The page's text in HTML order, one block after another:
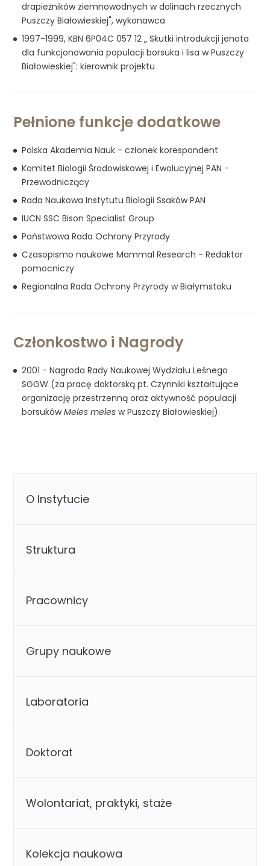
drapieżników ziemnowodnych w dolinach rzecznych
Puszczy Białowieskiej", wykonawca
1997-1999, KBN 6P04C 057 12 „ Skutki introdukcji jenota
dla funkcjonowania populacji borsuka i lisa w Puszczy
Białowieskiej": kierownik projektu
Pełnione funkcje dodatkowe
Polska Akademia Nauk - członek korespondent
Komitet Biologii Środowiskowej i Ewolucyjnej PAN -
Przewodniczący
Rada Naukowa Instytutu Biologii Ssaków PAN
IUCN SSC Bison Specialist Group
Państwowa Rada Ochrony Przyrody
Czasopismo naukowe Mammal Research - Redaktor
pomocniczy
Regionalna Rada Ochrony Przyrody w Białymstoku
Członkostwo i Nagrody
2001 - Nagroda Rady Naukowej Wydziału Leśnego
SGGW (za pracę doktorską pt. Czynniki kształtujące
organizację przestrzenną oraz aktywność populacji
borsukówMeles meles w Puszczy Białowieskiej).
O Instytucie
Struktura
Pracownicy
Grupy naukowe
Laboratoria
Doktorat
Wolontariat, praktyki, staże
Kolekcja naukowa